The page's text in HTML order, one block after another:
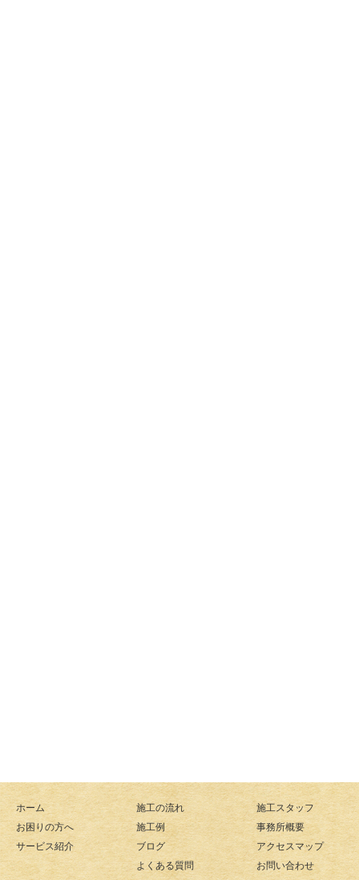
ホーム
お困りの方へ
サービス紹介
施工の流れ
施工例
ブログ
よくある質問
施工スタッフ
事務所概要
アクセスマップ
お問い合わせ